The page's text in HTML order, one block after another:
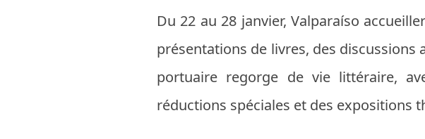
Du 22 au 28 janvier, Valparaíso
présentations de livres, des discussions
portuaire regorge de vie littéraire,
réductions spéciales et des expositions